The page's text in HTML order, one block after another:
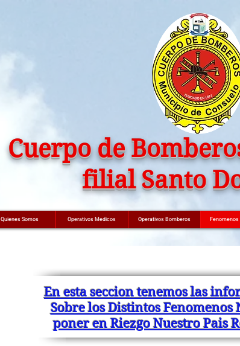
Cuerpo de
filial Santo
Quienes Somos Operativos Medicos Operativos Bomberos
En esta seccion tenemos las
Sobre los Distintos Fenomenos
poner en Riezgo Nuestro Pais